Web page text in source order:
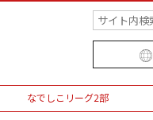
なでしこリーグ2部